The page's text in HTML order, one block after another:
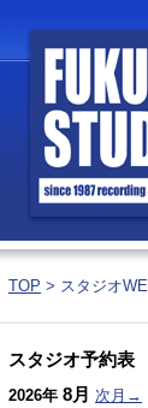
TOP > スタジオ
スタジオ予約表
2026年 8月 次月→